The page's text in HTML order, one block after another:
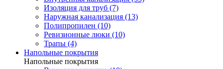
Изоляция для труб (7)
Наружная канализация (13)
Полипропилен (10)
Ревизионные люки (10)
Трапы (4)
Напольные покрытия
Напольные покрытия